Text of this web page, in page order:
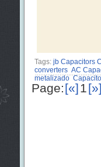
Tags: jb Capacitors
converters AC
metalizado
Page:[«]1[»]